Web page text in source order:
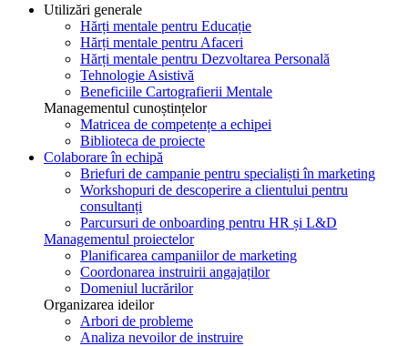
Utilizări generale
Hărți mentale pentru Educație
Hărți mentale pentru Afaceri
Hărți mentale pentru Dezvoltarea Personală
Tehnologie Asistivă
Beneficiile Cartografierii Mentale
Managementul cunoștințelor
Matricea de competențe a echipei
Biblioteca de proiecte
Colaborare în echipă
Briefuri de campanie pentru specialiști în marketing
Workshopuri de descoperire a clientului pentru
consultanți
Parcursuri de onboarding pentru HR și L&D
Managementul proiectelor
Planificarea campaniilor de marketing
Coordonarea instruirii angajaților
Domeniul lucrărilor
Organizarea ideilor
Arbori de probleme
Analiza nevoilor de instruire